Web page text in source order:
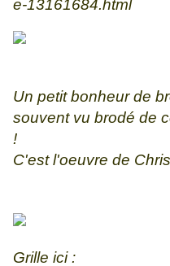
e-13161684.html
Un petit bonheur de
souvent vu brodé de
!
C'est l'oeuvre de
Grille ici :